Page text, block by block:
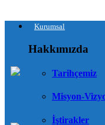
Kurumsal
Hakkımızda
Tarihçemiz
Misyon-
İştirakler